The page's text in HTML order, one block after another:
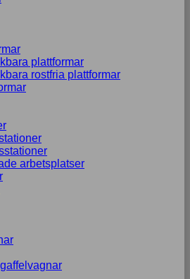
plattformar
rostfria plattformar
arbetsplatser